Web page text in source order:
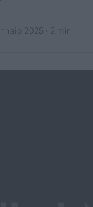
2025 · 2 min